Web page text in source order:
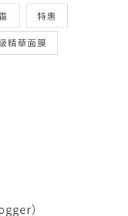
特惠
精華面膜
）